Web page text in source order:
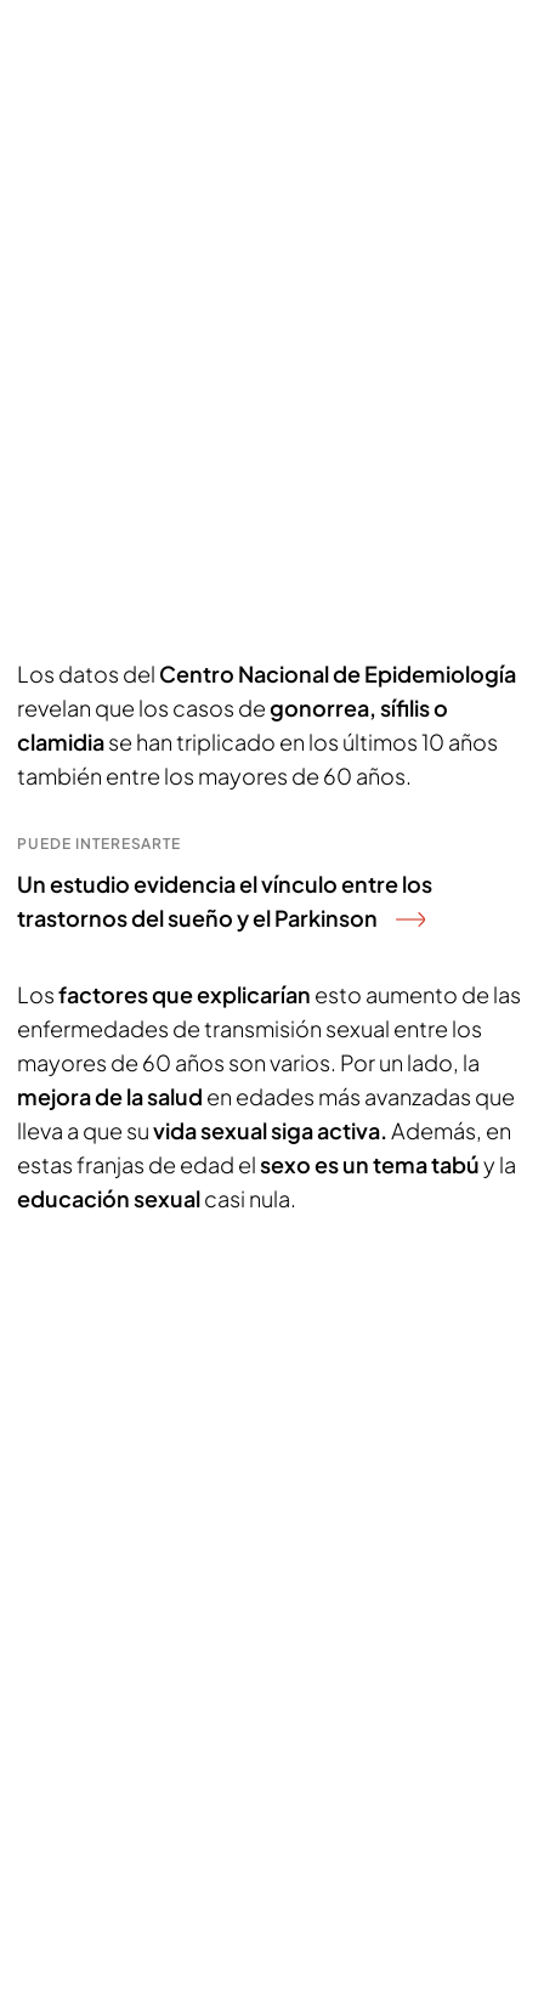
Los datos del Centro Nacional de Epidemiología
revelan que los casos degonorrea, sífilis o
clamidiase han triplicado en los últimos 10 años
también entre los mayores de 60 años.
PUEDE INTERESARTE
Un estudio evidencia el vínculo entre los
trastornos del sueño y el Parkinson
Losfactores que explicarían esto aumento de las
enfermedades de transmisión sexual entre los
mayores de 60 años son varios. Por un lado, la
mejora de la salud en edades más avanzadas que
lleva a que suvida sexual siga activa.Además, en
estas franjas de edad elsexo es un tema tabúy la
educación sexualcasi nula.